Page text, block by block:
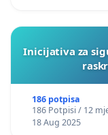
Inicijativa za
186 potpisa
186 Potpisi / 12
18 Aug 2025